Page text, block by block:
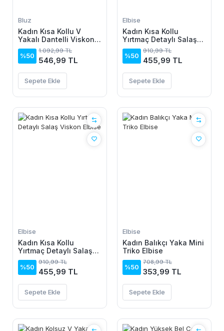
Bluz
Kadın Kısa Kollu V
Yakalı Dantelli Viskon
Bluz
%50
1.092,99 TL
546,99 TL
Sepete Ekle
Elbise
Kadın Kısa Kollu
Yırtmaç Detaylı Salaş
Viskon Elbise
%50
910,99 TL
455,99 TL
Sepete Ekle
Elbise
Kadın Kısa Kollu
Yırtmaç Detaylı Salaş
Viskon Elbise
%50
910,99 TL
455,99 TL
Sepete Ekle
Elbise
Kadın Balıkçı Yaka Mini
Triko Elbise
%50
708,99 TL
353,99 TL
Sepete Ekle